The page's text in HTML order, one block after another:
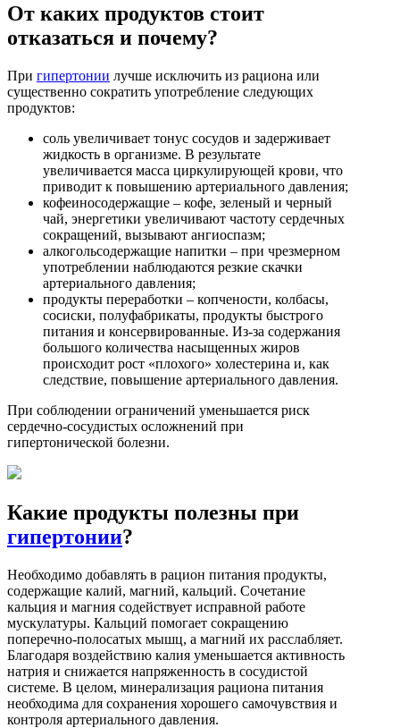
От каких продуктов стоит
отказаться и почему?
При гипертонии лучше исключить из рациона или
существенно сократить употребление следующих
продуктов:
соль увеличивает тонус сосудов и задерживает
жидкость в организме. В результате
увеличивается масса циркулирующей крови, что
приводит к повышению артериального давления;
кофеиносодержащие – кофе, зеленый и черный
чай, энергетики увеличивают частоту сердечных
сокращений, вызывают ангиоспазм;
алкогольсодержащие напитки – при чрезмерном
употреблении наблюдаются резкие скачки
артериального давления;
продукты переработки – копчености, колбасы,
сосиски, полуфабрикаты, продукты быстрого
питания и консервированные. Из-за содержания
большого количества насыщенных жиров
происходит рост «плохого» холестерина и, как
следствие, повышение артериального давления.
При соблюдении ограничений уменьшается риск
сердечно-сосудистых осложнений при
гипертонической болезни.
Какие продукты полезны при
гипертонии?
Необходимо добавлять в рацион питания продукты,
содержащие калий, магний, кальций. Сочетание
кальция и магния содействует исправной работе
мускулатуры. Кальций помогает сокращению
поперечно-полосатых мышц, а магний их расслабляет.
Благодаря воздействию калия уменьшается активность
натрия и снижается напряженность в сосудистой
системе. В целом, минерализация рациона питания
необходима для сохранения хорошего самочувствия и
контроля артериального давления.